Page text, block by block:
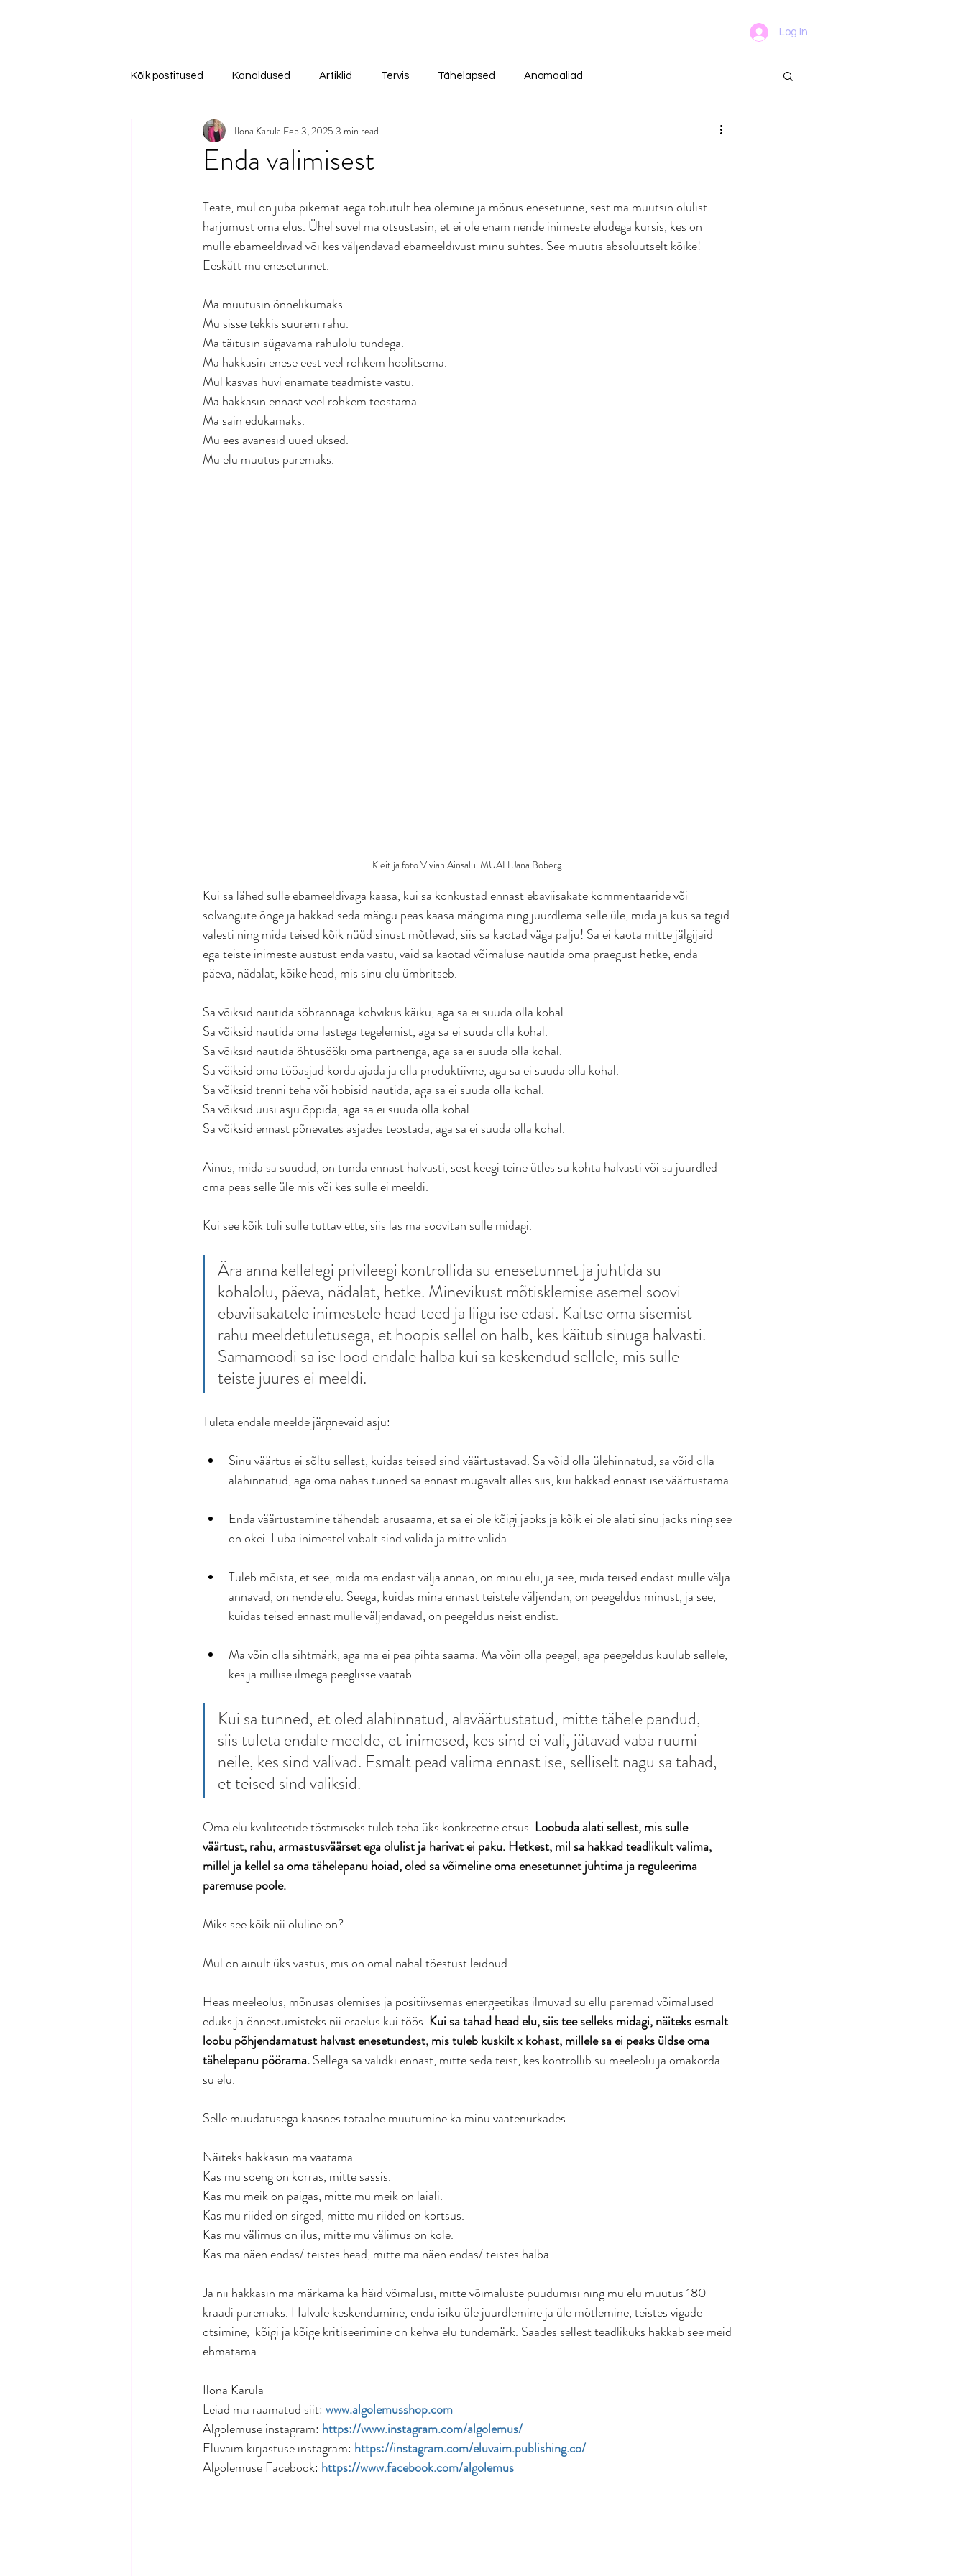
Log In
Kõik postitused Kanaldused Artiklid Tervis Tähelapsed Anomaaliad
Enda valimisest
Ilona Karula Feb 3, 2025 3 min read
Teate, mul on juba pikemat aega tohutult hea olemine ja mõnus enesetunne, sest ma muutsin olulist
harjumust oma elus. Ühel suvel ma otsustasin, et ei ole enam nende inimeste eludega kursis, kes on
mulle ebameeldivad või kes väljendavad ebameeldivust minu suhtes. See muutis absoluutselt kõike!
Eeskätt mu enesetunnet.
Ma muutusin õnnelikumaks.
Mu sisse tekkis suurem rahu.
Ma täitusin sügavama rahulolu tundega.
Ma hakkasin enese eest veel rohkem hoolitsema.
Mul kasvas huvi enamate teadmiste vastu.
Ma hakkasin ennast veel rohkem teostama.
Ma sain edukamaks.
Mu ees avanesid uued uksed.
Mu elu muutus paremaks.
Kleit ja foto Vivian Ainsalu. MUAH Jana Boberg.
Kui sa lähed sulle ebameeldivaga kaasa, kui sa konkustad ennast ebaviisakate kommentaaride või
solvangute õnge ja hakkad seda mängu peas kaasa mängima ning juurdlema selle üle, mida ja kus sa tegid
valesti ning mida teised kõik nüüd sinust mõtlevad, siis sa kaotad väga palju! Sa ei kaota mitte jälgijaid
ega teiste inimeste austust enda vastu, vaid sa kaotad võimaluse nautida oma praegust hetke, enda
päeva, nädalat, kõike head, mis sinu elu ümbritseb.
Sa võiksid nautida sõbrannaga kohvikus käiku, aga sa ei suuda olla kohal.
Sa võiksid nautida oma lastega tegelemist, aga sa ei suuda olla kohal.
Sa võiksid nautida õhtusööki oma partneriga, aga sa ei suuda olla kohal.
Sa võiksid oma tööasjad korda ajada ja olla produktiivne, aga sa ei suuda olla kohal.
Sa võiksid trenni teha või hobisid nautida, aga sa ei suuda olla kohal.
Sa võiksid uusi asju õppida, aga sa ei suuda olla kohal.
Sa võiksid ennast põnevates asjades teostada, aga sa ei suuda olla kohal.
Ainus, mida sa suudad, on tunda ennast halvasti, sest keegi teine ütles su kohta halvasti või sa juurdled
oma peas selle üle mis või kes sulle ei meeldi.
Kui see kõik tuli sulle tuttav ette, siis las ma soovitan sulle midagi.
Ära anna kellelegi privileegi kontrollida su enesetunnet ja juhtida su
kohalolu, päeva, nädalat, hetke. Minevikust mõtisklemise asemel soovi
ebaviisakatele inimestele head teed ja liigu ise edasi. Kaitse oma sisemist
rahu meeldetuletusega, et hoopis sellel on halb, kes käitub sinuga halvasti.
Samamoodi sa ise lood endale halba kui sa keskendud sellele, mis sulle
teiste juures ei meeldi.
Tuleta endale meelde järgnevaid asju:
Sinu väärtus ei sõltu sellest, kuidas teised sind väärtustavad. Sa võid olla ülehinnatud, sa võid olla
alahinnatud, aga oma nahas tunned sa ennast mugavalt alles siis, kui hakkad ennast ise väärtustama.
Enda väärtustamine tähendab arusaama, et sa ei ole kõigi jaoks ja kõik ei ole alati sinu jaoks ning see
on okei. Luba inimestel vabalt sind valida ja mitte valida.
Tuleb mõista, et see, mida ma endast välja annan, on minu elu, ja see, mida teised endast mulle välja
annavad, on nende elu. Seega, kuidas mina ennast teistele väljendan, on peegeldus minust, ja see,
kuidas teised ennast mulle väljendavad, on peegeldus neist endist.
Ma võin olla sihtmärk, aga ma ei pea pihta saama. Ma võin olla peegel, aga peegeldus kuulub sellele,
kes ja millise ilmega peeglisse vaatab.
Kui sa tunned, et oled alahinnatud, alaväärtustatud, mitte tähele pandud,
siis tuleta endale meelde, et inimesed, kes sind ei vali, jätavad vaba ruumi
neile, kes sind valivad. Esmalt pead valima ennast ise, selliselt nagu sa tahad,
et teised sind valiksid.
Oma elu kvaliteetide tõstmiseks tuleb teha üks konkreetne otsus. Loobuda alati sellest, mis sulle
väärtust, rahu, armastusväärset ega olulist ja harivat ei paku. Hetkest, mil sa hakkad teadlikult valima,
millel ja kellel sa oma tähelepanu hoiad, oled sa võimeline oma enesetunnet juhtima ja reguleerima
paremuse poole.
Miks see kõik nii oluline on?
Mul on ainult üks vastus, mis on omal nahal tõestust leidnud.
Heas meeleolus, mõnusas olemises ja positiivsemas energeetikas ilmuvad su ellu paremad võimalused
eduks ja õnnestumisteks nii eraelus kui töös. Kui sa tahad head elu, siis tee selleks midagi, näiteks esmalt
loobu põhjendamatust halvast enesetundest, mis tuleb kuskilt x kohast, millele sa ei peaks üldse oma
tähelepanu pöörama. Sellega sa validki ennast, mitte seda teist, kes kontrollib su meeleolu ja omakorda
su elu.
Selle muudatusega kaasnes totaalne muutumine ka minu vaatenurkades.
Näiteks hakkasin ma vaatama...
Kas mu soeng on korras, mitte sassis.
Kas mu meik on paigas, mitte mu meik on laiali.
Kas mu riided on sirged, mitte mu riided on kortsus.
Kas mu välimus on ilus, mitte mu välimus on kole.
Kas ma näen endas/ teistes head, mitte ma näen endas/ teistes halba.
Ja nii hakkasin ma märkama ka häid võimalusi, mitte võimaluste puudumisi ning mu elu muutus 180
kraadi paremaks. Halvale keskendumine, enda isiku üle juurdlemine ja üle mõtlemine, teistes vigade
otsimine,  kõigi ja kõige kritiseerimine on kehva elu tundemärk. Saades sellest teadlikuks hakkab see meid
ehmatama.
Ilona Karula
Leiad mu raamatud siit: www.algolemusshop.com
Algolemuse instagram: https://www.instagram.com/algolemus/
Eluvaim kirjastuse instagram: https://instagram.com/eluvaim.publishing.co/
Algolemuse Facebook: https://www.facebook.com/algolemus